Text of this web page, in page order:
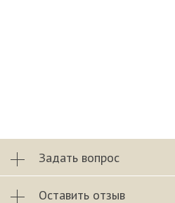
Задать вопрос
Оставить отзыв